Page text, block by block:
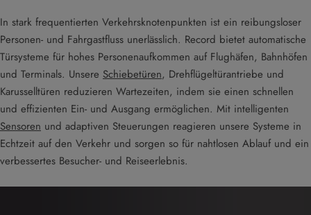
In stark frequentierten Verkehrsknotenpunkten ist ein reibungsloser
Personen- und Fahrgastfluss unerlässlich. Record bietet automatische
Türsysteme für hohes Personenaufkommen auf Flughäfen, Bahnhöfen
und Terminals. Unsere Schiebetüren, Drehflügeltürantriebe und
Karusselltüren reduzieren Wartezeiten, indem sie einen schnellen
und effizienten Ein- und Ausgang ermöglichen. Mit intelligenten
Sensoren und adaptiven Steuerungen reagieren unsere Systeme in
Echtzeit auf den Verkehr und sorgen so für nahtlosen Ablauf und ein
verbessertes Besucher- und Reiseerlebnis.